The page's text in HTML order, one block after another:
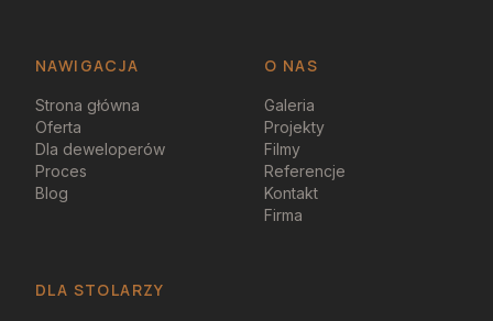
NAWIGACJA O NAS
Strona główna
Oferta
Dla deweloperów
Proces
Blog
Galeria
Projekty
Filmy
Referencje
Kontakt
Firma
DLA STOLARZY